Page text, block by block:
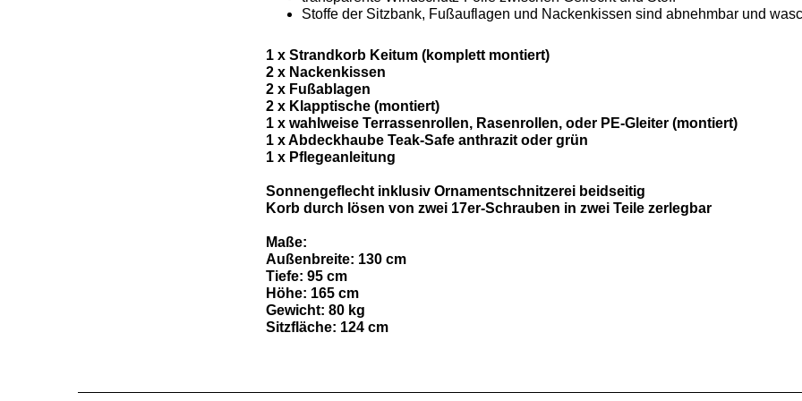
Stoffe der Sitzbank, Fußauflagen und Nackenkissen sind abnehmbar und
1 x Strandkorb Keitum (komplett montiert)
2 x Nackenkissen
2 x Fußablagen
2 x Klapptische (montiert)
1 x wahlweise Terrassenrollen, Rasenrollen, oder PE-Gleiter (montiert)
1 x Abdeckhaube Teak-Safe anthrazit oder grün
1 x Pflegeanleitung
Sonnengeflecht inklusiv Ornamentschnitzerei beidseitig
Korb durch lösen von zwei 17er-Schrauben in zwei Teile zerlegbar
Maße:
Außenbreite: 130 cm
Tiefe: 95 cm
Höhe: 165 cm
Gewicht: 80 kg
Sitzfläche: 124 cm